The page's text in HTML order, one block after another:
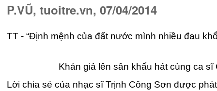
P.VŨ, tuoitre.vn, 07/04/2014
TT - “Định mệnh của đất nước mình nhiều đau
Khán giả lên sân khấu hát cùng ca
Lời chia sẻ của nhạc sĩ Trịnh Công Sơn được